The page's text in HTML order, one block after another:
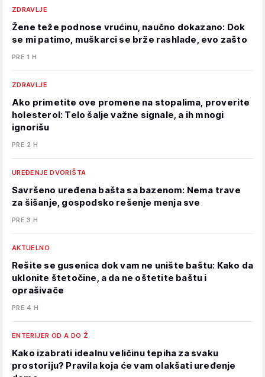
ZDRAVLJE
Žene teže podnose vrućinu, naučno dokazano: Dok
se mi patimo, muškarci se brže rashlade, evo zašto
PRE 1 H
ZDRAVLJE
Ako primetite ove promene na stopalima, proverite
holesterol: Telo šalje važne signale, a ih mnogi
ignorišu
PRE 2 H
UREĐENJE DVORIŠTA
Savršeno uređena bašta sa bazenom: Nema trave
za šišanje, gospodsko rešenje menja sve
PRE 3 H
AKTUELNO
Rešite se gusenica dok vam ne unište baštu: Kako da
uklonite štetočine, a da ne oštetite baštu i
oprašivače
PRE 4 H
ENTERIJER OD A DO Ž
Kako izabrati idealnu veličinu tepiha za svaku
prostoriju? Pravila koja će vam olakšati uređenje